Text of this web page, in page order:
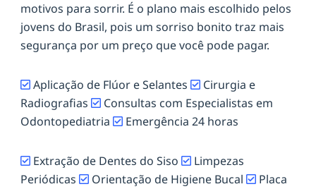
motivos para sorrir. É o plano mais escolhido pelos
jovens do Brasil, pois um sorriso bonito traz mais
segurança por um preço que você pode pagar.
Aplicação de Flúor e Selantes
Cirurgia e
Radiografias
Consultas com Especialistas em
Odontopediatria
Emergência 24 horas
Extração de Dentes do Siso
Limpezas
Periódicas
Orientação de Higiene Bucal
Placa